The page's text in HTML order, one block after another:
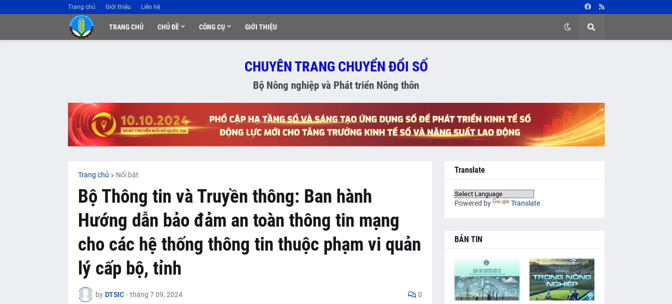
Trang chủ Giới thiệu Liên hệ
TRANG CHỦ CHỦ ĐỀ CÔNG CỤ GIỚI THIỆU
CHUYÊN TRANG CHUYỂN ĐỔI SỐ
Bộ Nông nghiệp và Phát triển Nông thôn
Trang chủ Nổi bật
Bộ Thông tin và Truyền thông: Ban hành
Hướng dẫn bảo đảm an toàn thông tin mạng
cho các hệ thống thông tin thuộc phạm vi quản
lý cấp bộ, tỉnh
by DTSIC - tháng 7 09, 2024 0
Translate
Powered by Translate
BẢN TIN